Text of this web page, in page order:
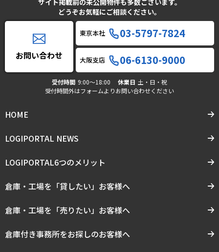
サイト掲載前の未公開物件も多数ございます。
どうぞお気軽にご相談ください。
お問い合わせ
東京本社 03-5797-7824
大阪支店 06-6130-9000
受付時間 9:00〜18:00 休業日 土・日・祝
受付時間外はフォームよりお問い合わせください
HOME
LOGIPORTAL NEWS
LOGIPORTAL6つのメリット
倉庫・工場を「貸したい」お客様へ
倉庫・工場を「売りたい」お客様へ
倉庫付き事務所をお探しのお客様へ